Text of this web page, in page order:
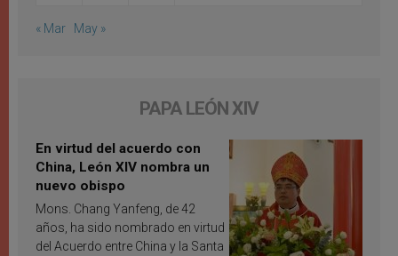
« Mar May »
PAPA LEÓN XIV
En virtud del acuerdo con
China, León XIV nombra un
nuevo obispo
Mons. Chang Yanfeng, de 42
años, ha sido nombrado en virtud
del Acuerdo entre China y la Santa